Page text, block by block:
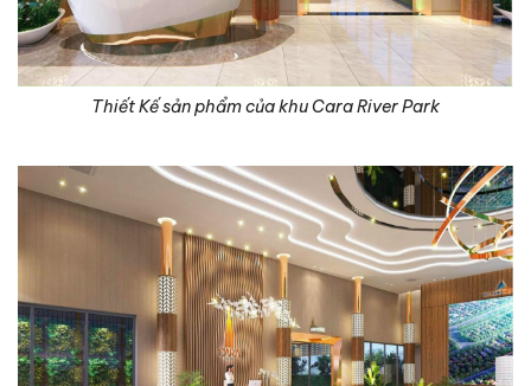
Thiết Kế sản phẩm của khu Cara River Park